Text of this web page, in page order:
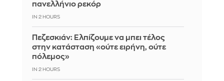
πανελλήνιο ρεκόρ
IN 2 HOURS
Πεζεσκιάν: Ελπίζουμε να μπει τέλος
στην κατάσταση «ούτε ειρήνη, ούτε
πόλεμος»
IN 2 HOURS